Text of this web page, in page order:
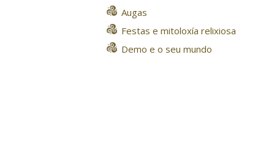
Augas
Festas e mitoloxía relixiosa
Demo e o seu mundo